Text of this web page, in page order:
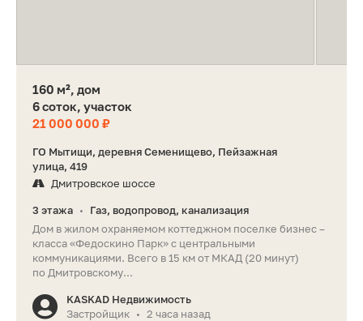
160 м², дом
6 соток, участок
21 000 000 ₽
ГО Мытищи, деревня Семенищево, Пейзажная
улица, 419
Дмитровское шоссе
3 этажа •
Газ, водопровод, канализация
Дом в жилом охраняемом коттеджном поселке бизнес –
класса «Федоскино Парк» с центральными
коммуникациями. Всего в 15 км от МКАД (20 минут)
по Дмитровскому...
KASKAD Недвижимость
Застройщик • 2 часа назад